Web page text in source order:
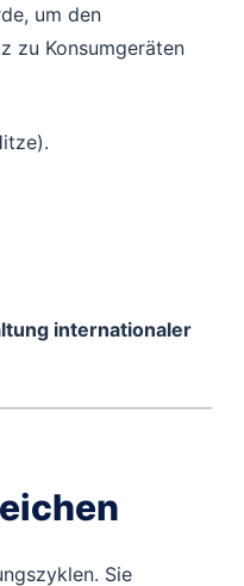
um den
zu Konsumgeräten
internationaler
Sie